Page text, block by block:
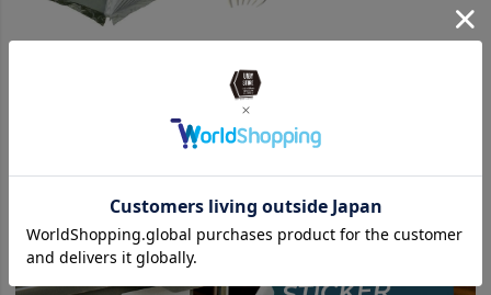
関連カテゴリ
ITEM アパレル 眼鏡 サングラス